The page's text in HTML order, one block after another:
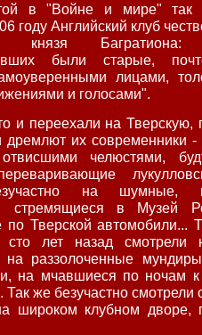
в "Войне и мире" так
году Английский клуб
Багратиона:
были старые,
лицами,
и голосами".
и переехали на Тверскую,
дремлют их современники
челюстями,
на шумные,
стремящиеся в Музей
Тверской автомобили...
сто лет назад смотрели
на раззолоченные
на мчавшиеся по ночам
Так же безучастно
широком клубном дворе,